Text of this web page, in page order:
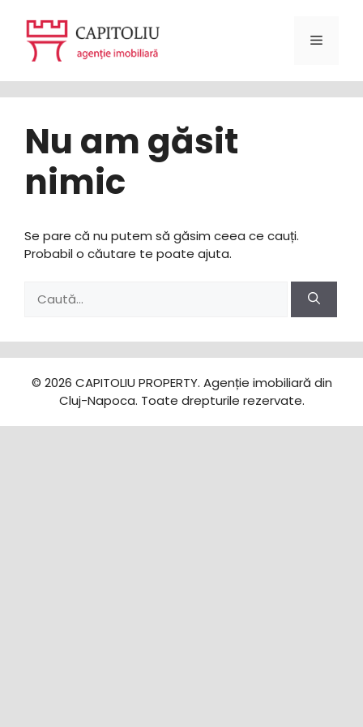
conținut
Meniu
Nu am găsit
nimic
Se pare că nu putem să găsim ceea ce cauți.
Probabil o căutare te poate ajuta.
după:
© 2026 CAPITOLIU PROPERTY. Agenție imobiliară din
Cluj-Napoca. Toate drepturile rezervate.